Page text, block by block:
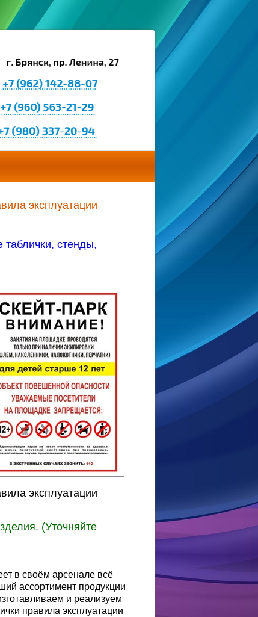
эксплуатации
стенды,
эксплуатации
(Уточняйте
в своём арсенале всё
ассортимент продукции
и реализуем
правила эксплуатации